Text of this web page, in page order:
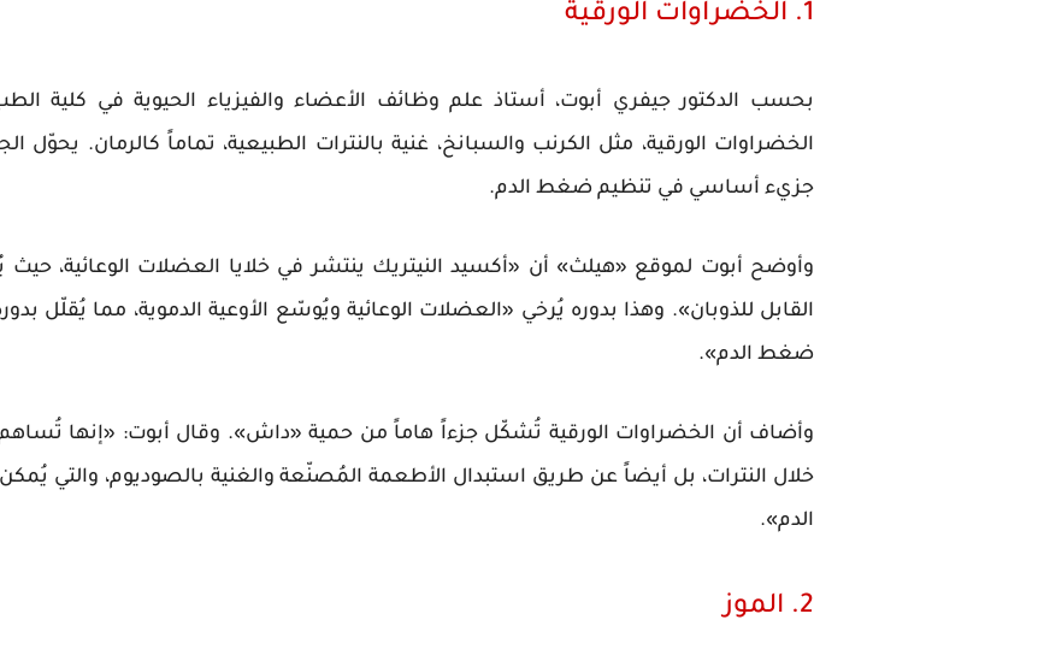
1. الخضراوات الورقية
بحسب الدكتور جيفري أبوت، أستاذ علم وظائف الأعضاء والفيزياء الحيوية في كلية
الخضراوات الورقية، مثل الكرنب والسبانخ، غنية بالنترات الطبيعية، تماماً كالرمان. يحوّل
جزيء أساسي في تنظيم ضغط الدم.
وأوضح أبوت لموقع «هيلث» أن «أكسيد النيتريك ينتشر في خلايا العضلات الوعائية،
القابل للذوبان». وهذا بدوره يُرخي «العضلات الوعائية ويُوسّع الأوعية الدموية، مما يُقلّل
ضغط الدم».
وأضاف أن الخضراوات الورقية تُشكّل جزءاً هاماً من حمية «داش». وقال أبوت: «إنها
خلال النترات، بل أيضاً عن طريق استبدال الأطعمة المُصنّعة والغنية بالصوديوم، والتي
الدم».
2. الموز